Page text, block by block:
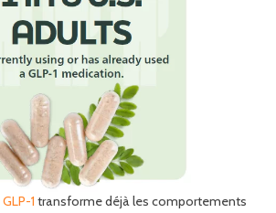
1 transforme déjà les comportements